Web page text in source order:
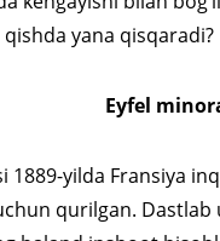
qishda yana qisqaradi?
Eyfel
1889-yilda Fransiya
qurilgan.